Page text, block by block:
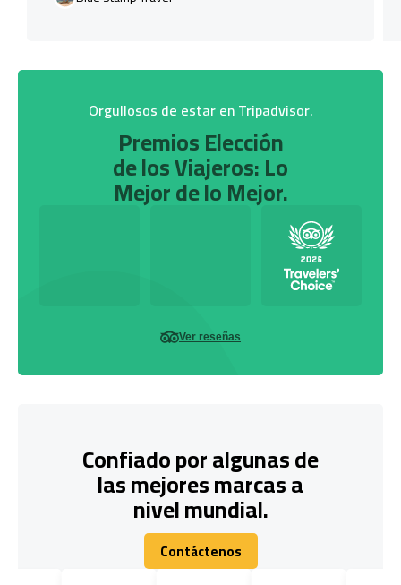
Orgullosos de estar en Tripadvisor.
Premios Elección
de los Viajeros: Lo
Mejor de lo Mejor.
Ver reseñas
Confiado por algunas de
las mejores marcas a
nivel mundial.
Contáctenos
Contáctenos